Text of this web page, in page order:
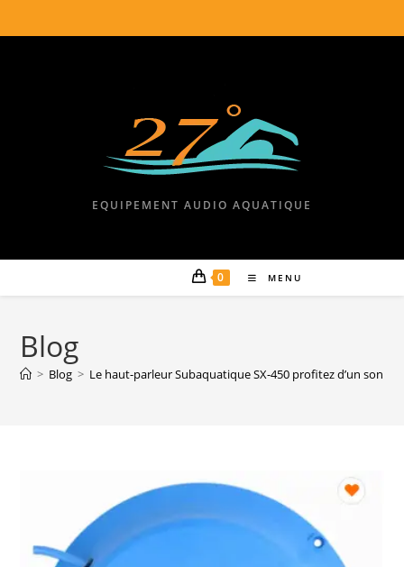
EQUIPEMENT AUDIO AQUATIQUE
0 MENU
Blog
> Blog > Le haut-parleur Subaquatique SX-450 profitez d’un son